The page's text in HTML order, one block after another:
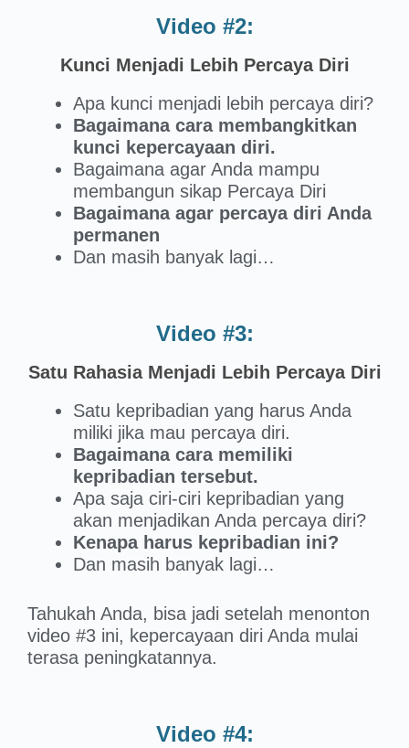
Video #2:
Kunci Menjadi Lebih Percaya Diri
Apa kunci menjadi lebih percaya diri?
Bagaimana cara membangkitkan
kunci kepercayaan diri.
Bagaimana agar Anda mampu
membangun sikap Percaya Diri
Bagaimana agar percaya diri Anda
permanen
Dan masih banyak lagi…
Video #3:
Satu Rahasia Menjadi Lebih Percaya Diri
Satu kepribadian yang harus Anda
miliki jika mau percaya diri.
Bagaimana cara memiliki
kepribadian tersebut.
Apa saja ciri-ciri kepribadian yang
akan menjadikan Anda percaya diri?
Kenapa harus kepribadian ini?
Dan masih banyak lagi…
Tahukah Anda, bisa jadi setelah menonton
video #3 ini, kepercayaan diri Anda mulai
terasa peningkatannya.
Video #4: